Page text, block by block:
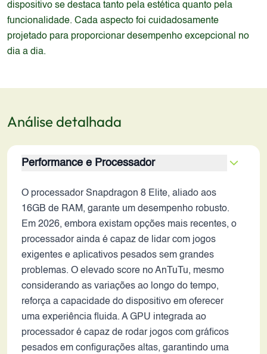
dispositivo se destaca tanto pela estética quanto pela
funcionalidade. Cada aspecto foi cuidadosamente
projetado para proporcionar desempenho excepcional no
dia a dia.
Análise detalhada
Performance e Processador
O processador Snapdragon 8 Elite, aliado aos
16GB de RAM, garante um desempenho robusto.
Em 2026, embora existam opções mais recentes, o
processador ainda é capaz de lidar com jogos
exigentes e aplicativos pesados sem grandes
problemas. O elevado score no AnTuTu, mesmo
considerando as variações ao longo do tempo,
reforça a capacidade do dispositivo em oferecer
uma experiência fluida. A GPU integrada ao
processador é capaz de rodar jogos com gráficos
pesados em configurações altas, garantindo uma